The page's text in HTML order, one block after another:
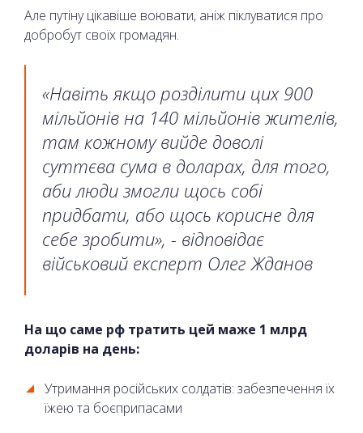
Але путіну цікавіше воювати, аніж піклуватися про
добробут своїх громадян.
«Навіть якщо розділити цих 900
мільйонів на 140 мільйонів жителів,
там кожному вийде доволі
суттєва сума в доларах, для того,
аби люди змогли щось собі
придбати, або щось корисне для
себе зробити», - відповідає
військовий експерт Олег Жданов
На що саме рф тратить цей маже 1 млрд
доларів на день:
Утримання російських солдатів: забезпечення їх
їжею та боєприпасами